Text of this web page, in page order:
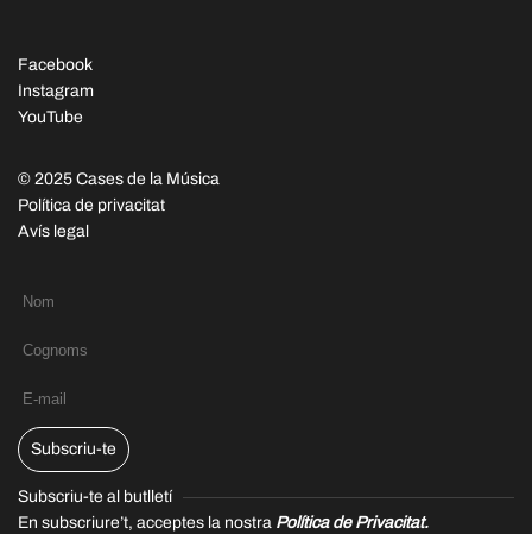
Facebook
Instagram
YouTube
© 2025 Cases de la Música
Política de privacitat
Avís legal
Subscriu-te
Subscriu-te al butlletí
En subscriure’t, acceptes la nostra Política de Privacitat.